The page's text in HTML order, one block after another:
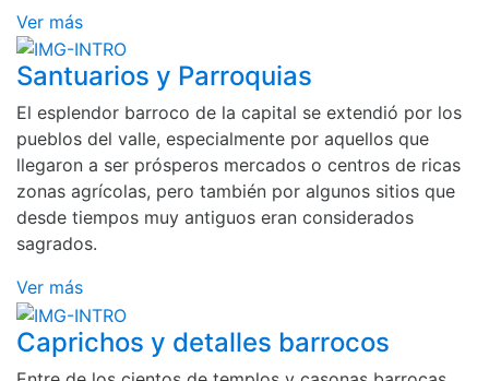
Ver más
Santuarios y Parroquias
El esplendor barroco de la capital se extendió por los
pueblos del valle, especialmente por aquellos que
llegaron a ser prósperos mercados o centros de ricas
zonas agrícolas, pero también por algunos sitios que
desde tiempos muy antiguos eran considerados
sagrados.
Ver más
Caprichos y detalles barrocos